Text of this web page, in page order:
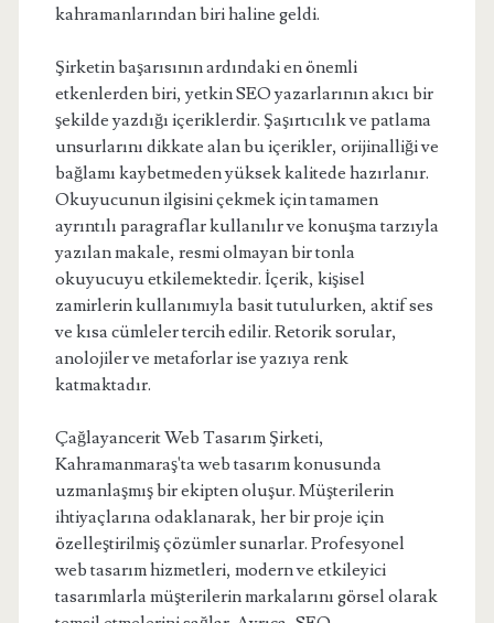
kahramanlarından biri haline geldi.
Şirketin başarısının ardındaki en önemli
etkenlerden biri, yetkin SEO yazarlarının akıcı bir
şekilde yazdığı içeriklerdir. Şaşırtıcılık ve patlama
unsurlarını dikkate alan bu içerikler, orijinalliği ve
bağlamı kaybetmeden yüksek kalitede hazırlanır.
Okuyucunun ilgisini çekmek için tamamen
ayrıntılı paragraflar kullanılır ve konuşma tarzıyla
yazılan makale, resmi olmayan bir tonla
okuyucuyu etkilemektedir. İçerik, kişisel
zamirlerin kullanımıyla basit tutulurken, aktif ses
ve kısa cümleler tercih edilir. Retorik sorular,
anolojiler ve metaforlar ise yazıya renk
katmaktadır.
Çağlayancerit Web Tasarım Şirketi,
Kahramanmaraş'ta web tasarım konusunda
uzmanlaşmış bir ekipten oluşur. Müşterilerin
ihtiyaçlarına odaklanarak, her bir proje için
özelleştirilmiş çözümler sunarlar. Profesyonel
web tasarım hizmetleri, modern ve etkileyici
tasarımlarla müşterilerin markalarını görsel olarak